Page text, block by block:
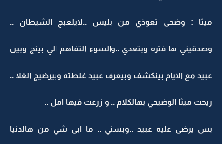
ميثا : وضحى تعوذي من بليس ..لايلعبج الشيطان ..
وصدقيني ها فتره وبتعدي ..والسوء التفاهم الي بينج وبين
عبيد مع الايام بينكشف وبيعرف عبيد غلطته وبيرضيج الغلا ..
ريحت ميثا الوضيحي بهالكلام .. و زرعت فيها امل ..
بس يرضى عليه عبيد ..وبسني .. ما ابى شي من هالدنيا